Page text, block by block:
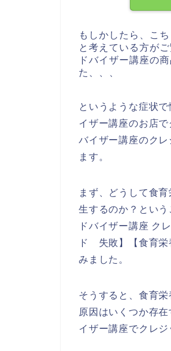
もしかしたら、こ
と考えている方が
ドバイザー講座の
た、、、
というような症状
イザー講座のお店
バイザー講座のク
ます。
まず、どうして食
生するのか？とい
ドバイザー講座 ク
ド 失敗】【食育栄
みました。
そうすると、食育
原因はいくつか存
イザー講座でクレ